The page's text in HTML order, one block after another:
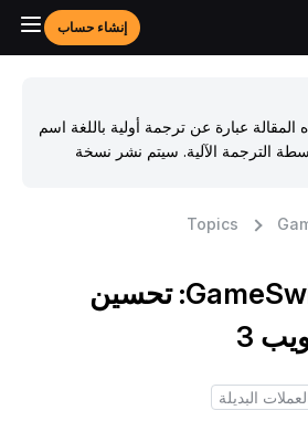
إنشاء حساب
عبارة عن ترجمة أولية باللغة اسم
الترجمة الآلية. سيتم نشر نسخة
Topics
GameSwift (GSWIFT): تحسين
3
البديلة